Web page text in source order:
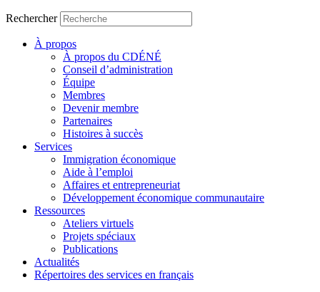
Rechercher
À propos
À propos du CDÉNÉ
Conseil d’administration
Équipe
Membres
Devenir membre
Partenaires
Histoires à succès
Services
Immigration économique
Aide à l’emploi
Affaires et entrepreneuriat
Développement économique communautaire
Ressources
Ateliers virtuels
Projets spéciaux
Publications
Actualités
Répertoires des services en français